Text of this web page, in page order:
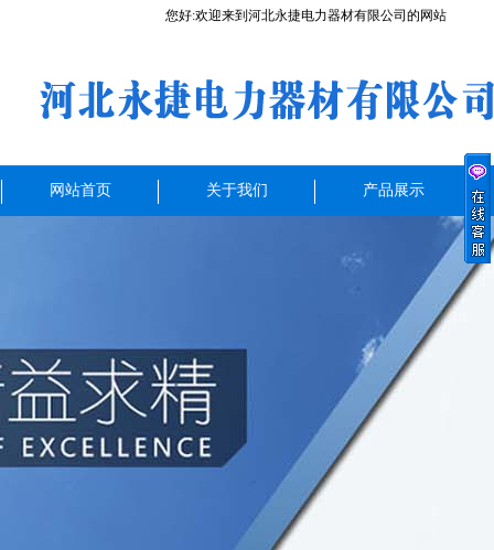
您好:欢迎来到河北永捷电力器材有限公司的网站
网站首页 关于我们 产品展示